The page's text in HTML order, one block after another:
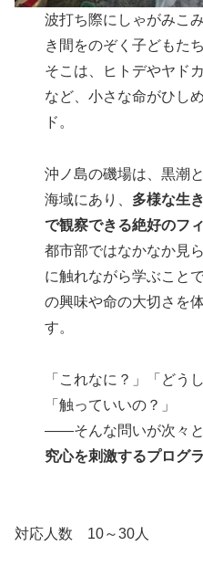
波打ち際にしゃがみこ
き間をのぞく子どもたち
そこは、ヒトデやヤド
など、小さな命がひし
ド。
沖ノ島の磯場は、黒潮
海域にあり、 多様な生
で観察できる絶好のフ
都市部ではなかなか見
に触れながら学ぶこと
の興味や命の大切さを
す。
「これなに？」「どう
「触っていいの？」
――そんな問いが次々と
究心を刺激するプログ
対応人数 10～30人